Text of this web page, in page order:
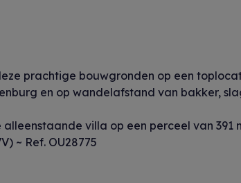
prachtige bouwgronden op een
en op wandelafstand van bakker,
villa op een perceel van 391
~ Ref. OU28775